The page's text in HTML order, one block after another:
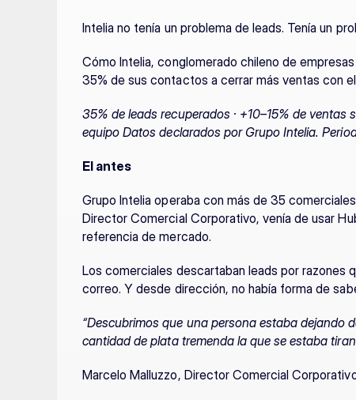
Intelia no tenía un problema de leads. Tenía un
Cómo Intelia, conglomerado chileno de
35% de sus contactos a cerrar más ventas con
35% de leads recuperados · +10–15% de
equipo Datos declarados por Grupo Intelia.
El antes
Grupo Intelia operaba con más de 35
Director Comercial Corporativo, venía de usar
referencia de mercado.
Los comerciales descartaban leads por razones
correo. Y desde dirección, no había forma de
“Descubrimos que una persona estaba dejando
cantidad de plata tremenda la que se estaba
Marcelo Malluzzo, Director Comercial